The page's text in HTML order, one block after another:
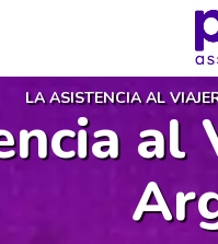
LA ASISTENCIA AL
al